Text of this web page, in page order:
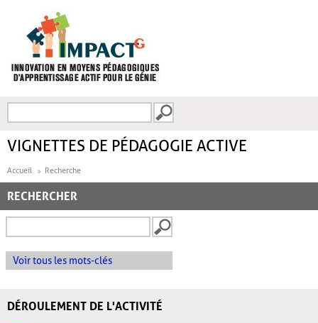
FORMULAIRE DE
VIGNETTES DE PÉDAGOGIE ACTIVE
Accueil Recherche
RECHERCHER
Voir tous les mots-clés
DÉROULEMENT DE L'ACTIVITÉ